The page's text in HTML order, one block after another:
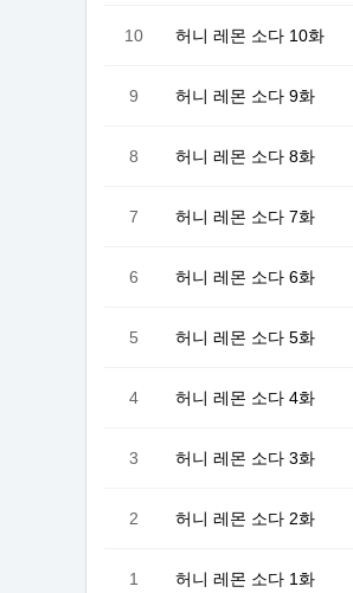
10 허니 레몬 소다 10화
9 허니 레몬 소다 9화
8 허니 레몬 소다 8화
7 허니 레몬 소다 7화
6 허니 레몬 소다 6화
5 허니 레몬 소다 5화
4 허니 레몬 소다 4화
3 허니 레몬 소다 3화
2 허니 레몬 소다 2화
1 허니 레몬 소다 1화